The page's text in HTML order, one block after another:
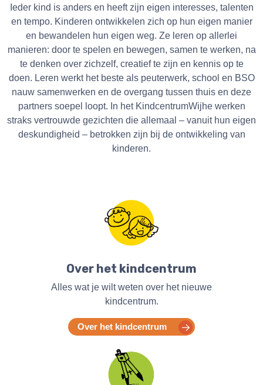
Ieder kind is anders en heeft zijn eigen interesses, talenten
en tempo. Kinderen ontwikkelen zich op hun eigen manier
en bewandelen hun eigen weg. Ze leren op allerlei
manieren: door te spelen en bewegen, samen te werken, na
te denken over zichzelf, creatief te zijn en kennis op te
doen. Leren werkt het beste als peuterwerk, school en BSO
nauw samenwerken en de overgang tussen thuis en deze
partners soepel loopt. In het KindcentrumWijhe werken
straks vertrouwde gezichten die allemaal – vanuit hun eigen
deskundigheid – betrokken zijn bij de ontwikkeling van
kinderen.
Over het kindcentrum
Alles wat je wilt weten over het nieuwe
kindcentrum.
Over het kindcentrum